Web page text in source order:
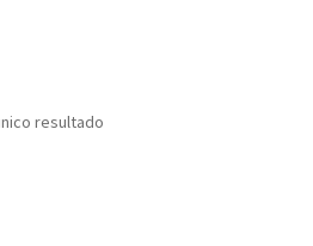
resultado